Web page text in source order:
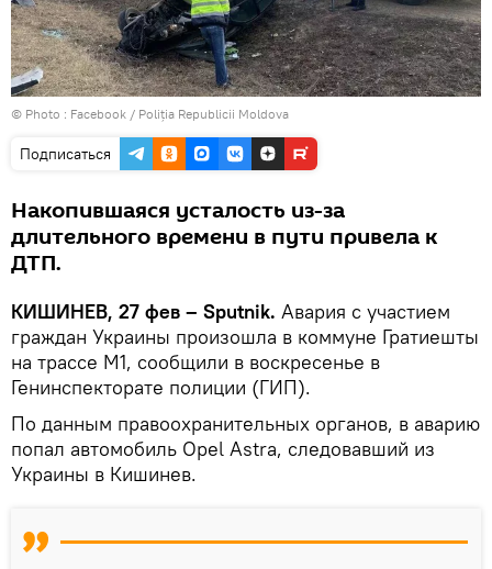
© Photo : Facebook / Poliția Republicii Moldova
Подписаться
Накопившаяся усталость из-за
длительного времени в пути привела к
ДТП.
КИШИНЕВ, 27 фев – Sputnik. Авария с участием
граждан Украины произошла в коммуне Гратиешты
на трассе М1, сообщили в воскресенье в
Генинспекторате полиции (ГИП).
По данным правоохранительных органов, в аварию
попал автомобиль Opel Astra, следовавший из
Украины в Кишинев.